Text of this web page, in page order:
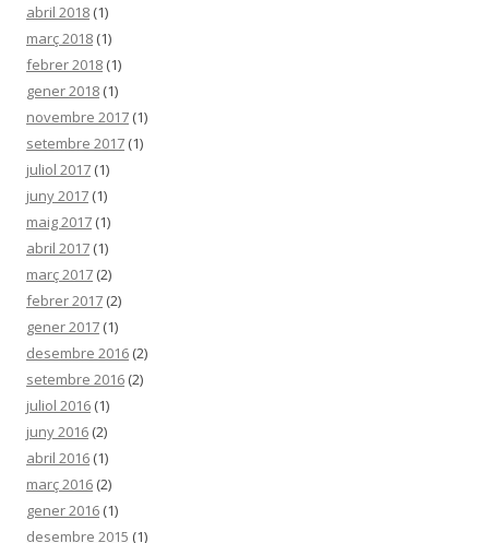
abril 2018 (1)
març 2018 (1)
febrer 2018 (1)
gener 2018 (1)
novembre 2017 (1)
setembre 2017 (1)
juliol 2017 (1)
juny 2017 (1)
maig 2017 (1)
abril 2017 (1)
març 2017 (2)
febrer 2017 (2)
gener 2017 (1)
desembre 2016 (2)
setembre 2016 (2)
juliol 2016 (1)
juny 2016 (2)
abril 2016 (1)
març 2016 (2)
gener 2016 (1)
desembre 2015 (1)